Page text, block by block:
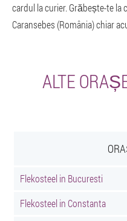
cardul la curier. Grăbește-te
Caransebes (România) chiar
ALTE
Flekosteel in Bucuresti
Flekosteel in Constanta